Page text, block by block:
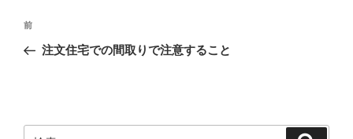
投
ナ
ー
前
の
前
注文住宅での間取りで注意すること